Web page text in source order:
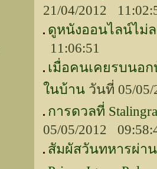
21/04/2012
ดูหนังออนไลน์ไม่ล
11:06:51
เมื่อคนเคยรบนอ
ในบ้าน วันที่ 05/
การดวลที่
05/05/2012
สัมผัสวันทหารผ่า